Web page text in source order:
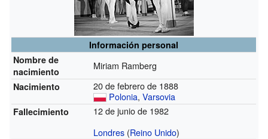
Información personal
Nombre de
nacimiento
Miriam Ramberg
Nacimiento
20 de febrero de 1888
Polonia,Varsovia
Fallecimiento
12 de junio de 1982
Londres (Reino Unido)